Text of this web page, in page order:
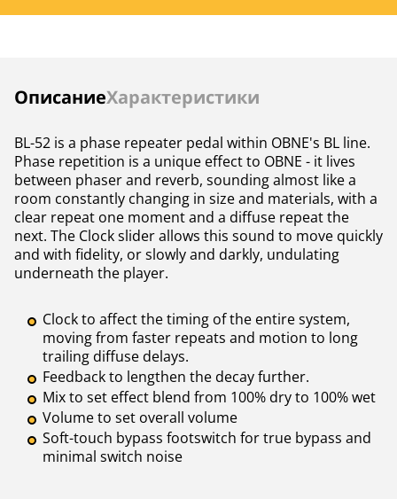
ОписаниеХарактеристики
Инструкции
BL-52 is a phase repeater pedal within OBNE's BL line.
Phase repetition is a unique effect to OBNE - it lives
between phaser and reverb, sounding almost like a
room constantly changing in size and materials, with a
clear repeat one moment and a diffuse repeat the
next. The Clock slider allows this sound to move quickly
and with fidelity, or slowly and darkly, undulating
underneath the player.
Clock to affect the timing of the entire system,
moving from faster repeats and motion to long
trailing diffuse delays.
Feedback to lengthen the decay further.
Mix to set effect blend from 100% dry to 100% wet
Volume to set overall volume
Soft-touch bypass footswitch for true bypass and
minimal switch noise